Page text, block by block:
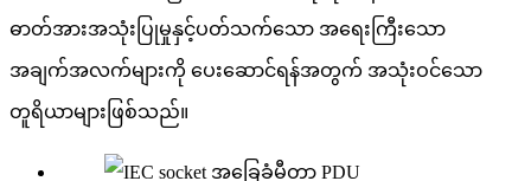
ဓာတ်အားအသုံးပြုမှုနှင့်ပတ်သက်သော အရေးကြီးသော
အချက်အလက်များကို ပေးဆောင်ရန်အတွက် အသုံးဝင်သော
တူရိယာများဖြစ်သည်။